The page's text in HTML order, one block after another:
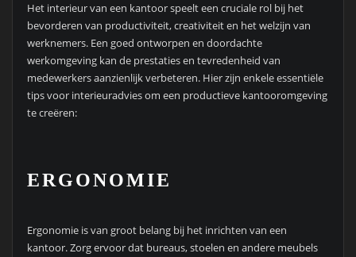
Het interieur van een kantoor speelt een cruciale rol bij het
bevorderen van productiviteit, creativiteit en het welzijn van
werknemers. Een goed ontworpen en doordachte
werkomgeving kan de prestaties en tevredenheid van
medewerkers aanzienlijk verbeteren. Hier zijn enkele essentiële
tips voor interieuradvies om een productieve kantooromgeving
te creëren:
ERGONOMIE
Ergonomie is van groot belang bij het inrichten van een
kantoor. Zorg ervoor dat bureaus, stoelen en andere meubels